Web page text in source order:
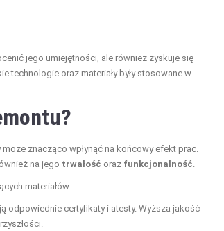
jego umiejętności, ale również zyskuje się
technologie oraz materiały były stosowane w
znacząco wpłynąć na końcowy efekt prac.
na jego trwałość oraz funkcjonalność
materiałów:
odpowiednie certyfikaty i atesty. Wyższa jakość